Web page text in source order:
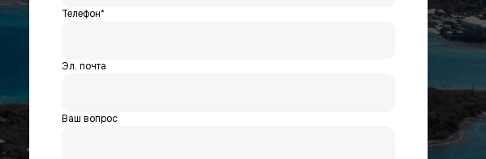
Телефон*
Эл. почта
Ваш вопрос